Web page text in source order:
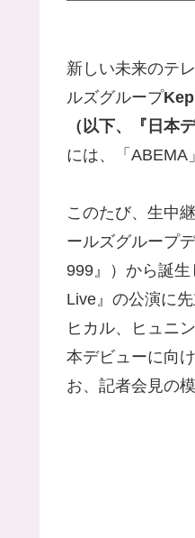
新しい未来のテ
ルズグループ
（以下、『日本
には、「ABEMA
このたび、生中
ールズグループ
999』）から誕
Live』の公演に
ヒカル、ヒュニ
本デビューに向
お、記者会見の